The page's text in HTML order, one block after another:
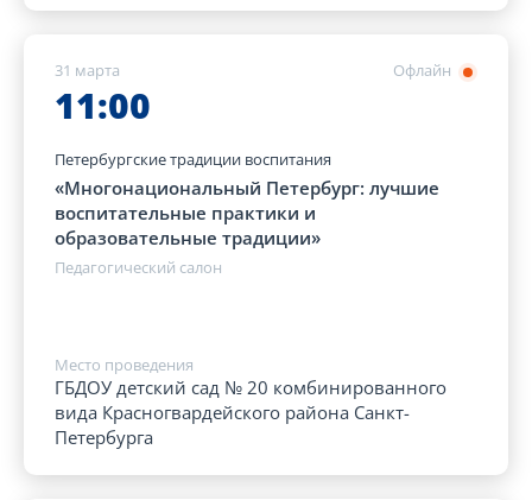
Офлайн
31 марта
11:00
Петербургские традиции воспитания
«Многонациональный Петербург: лучшие
воспитательные практики и
образовательные традиции»
Педагогический салон
Место проведения
ГБДОУ детский сад № 20 комбинированного
вида Красногвардейского района Санкт-
Петербурга